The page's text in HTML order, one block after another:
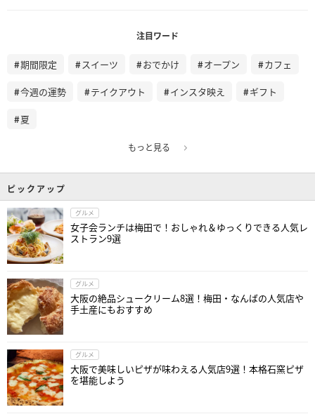
注目ワード
期間限定 スイーツ おでかけ オープン カフェ
今週の運勢 テイクアウト インスタ映え ギフト
夏
もっと見る
ピックアップ
グルメ
女子会ランチは梅田で！おしゃれ＆ゆっくりできる人気レ
ストラン9選
グルメ
大阪の絶品シュークリーム8選！梅田・なんばの人気店や
手土産にもおすすめ
グルメ
大阪で美味しいピザが味わえる人気店9選！本格石窯ピザ
を堪能しよう